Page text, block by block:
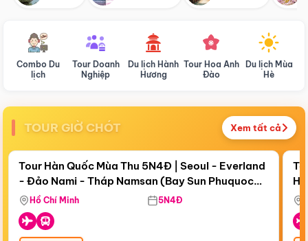
Combo Du
lịch
Tour Doanh
Nghiệp
Du lịch Hành
Hương
Tour Hoa Anh
Đào
Du lịch Mùa
Hè
TOUR GIỜ CHÓT Xem tất cả
Còn18 ngày 15:37:40
Bay Sun Phuquoc Airways
Điểm nổi bật
Tour Hàn Quốc Mùa Thu 5N4Đ | Seoul - Everland
- Đảo Nami - Tháp Namsan (Bay Sun Phuquoc
Airways)
Hồ Chí Minh 5N4Đ